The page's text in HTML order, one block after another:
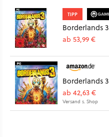
TIPP
Borderlands 3
ab 53,99 €
Borderlands 3
ab 42,63 €
Versand s. Shop